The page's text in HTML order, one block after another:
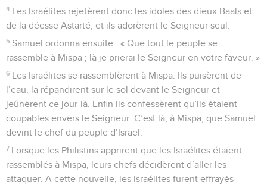
4 Les Israélites rejetèrent donc les idoles des dieux Baals et
de la déesse Astarté, et ils adorèrent le Seigneur seul.
5 Samuel ordonna ensuite : « Que tout le peuple se
rassemble à Mispa ; là je prierai le Seigneur en votre faveur. »
6 Les Israélites se rassemblèrent à Mispa. Ils puisèrent de
l’eau, la répandirent sur le sol devant le Seigneur et
jeûnèrent ce jour-là. Enfin ils confessèrent qu’ils étaient
coupables envers le Seigneur. C’est là, à Mispa, que Samuel
devint le chef du peuple d’Israël.
7 Lorsque les Philistins apprirent que les Israélites étaient
rassemblés à Mispa, leurs chefs décidèrent d’aller les
attaquer. A cette nouvelle, les Israélites furent effrayés